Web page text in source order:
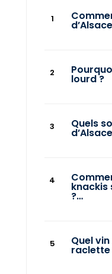
lourd ?
Quels
knackis
?…
Quel
raclette